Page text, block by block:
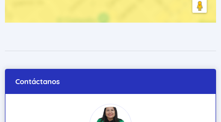
Contáctanos